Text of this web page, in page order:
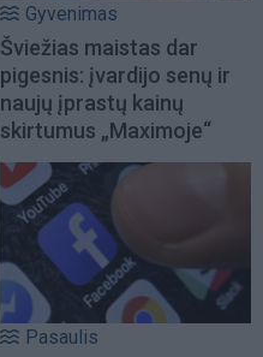
Gyvenimas
Šviežias maistas dar
pigesnis: įvardijo senų ir
naujų įprastų kainų
skirtumus „Maximoje“
Pasaulis